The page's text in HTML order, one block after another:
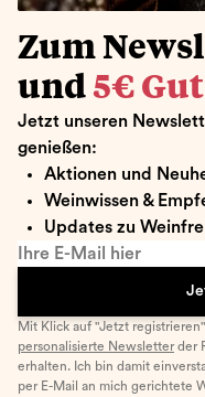
Zum
und 5€
Jetzt unseren
genießen:
Aktionen und
Weinwissen &
Updates zu
Ihre E-Mail hier
Mit Klick auf "Jetzt
personalisierte Newsletter der
erhalten. Ich bin damit
per E-Mail an mich gerichtete